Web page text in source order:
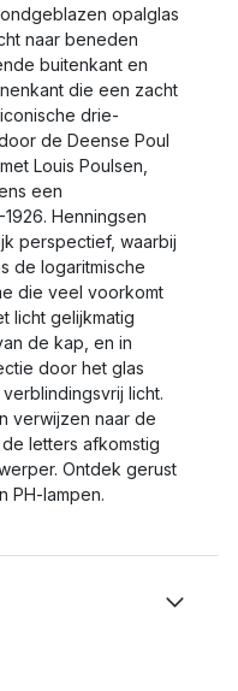
opalglas
naar beneden
buitenkant en
die een zacht
drie-
de Deense Poul
Louis Poulsen,
een
Henningsen
perspectief, waarbij
de logaritmische
die veel voorkomt
licht gelijkmatig
de kap, en in
door het glas
licht.
verwijzen naar de
letters afkomstig
Ontdek gerust
PH-lampen.